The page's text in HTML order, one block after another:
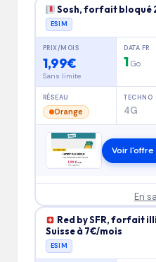
Sosh, forfait bloqué
ESIM
PRIX/MOIS
1,99€
Sans limite
DATA FR
1 Go
RÉSEAU
Orange
TECHNO
4G
Voir
En
Red by SFR, forfait
Suisse à 7€/mois
ESIM